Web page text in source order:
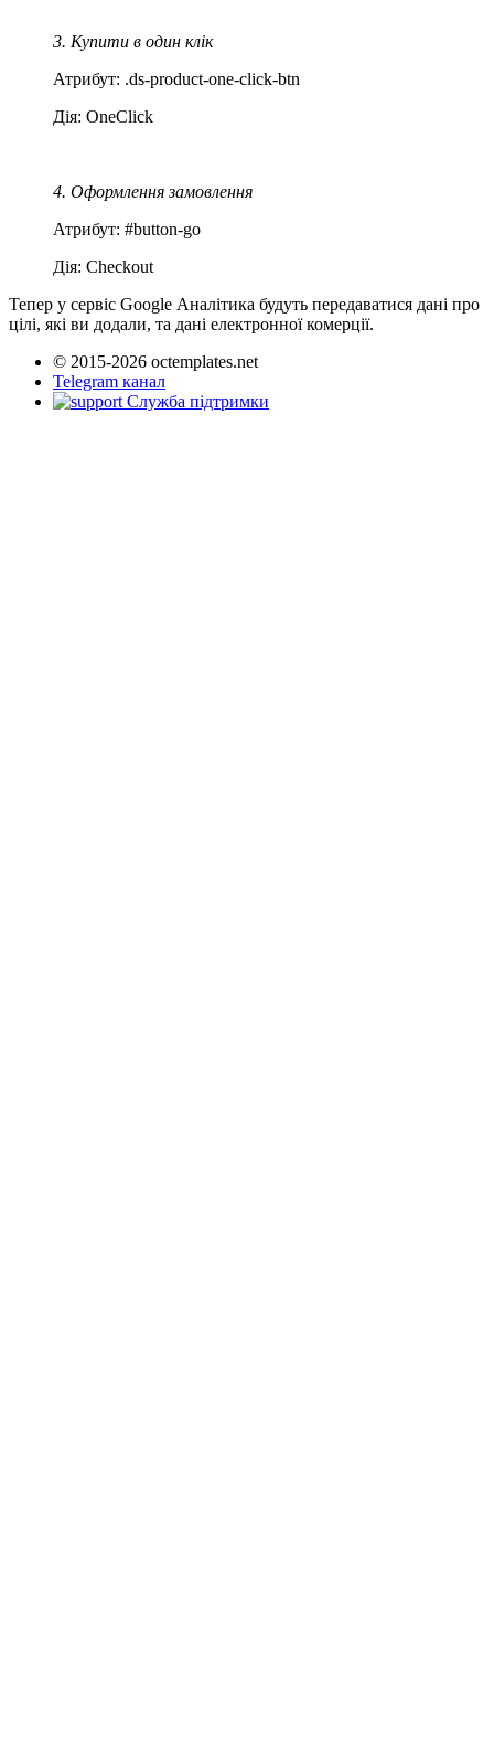
3. Купити в один клік
Атрибут: .ds-product-one-click-btn
Дія: OneClick
4. Оформлення замовлення
Атрибут: #button-go
Дія: Checkout
Тепер у сервіс Google Аналітика будуть передаватися дані про
цілі, які ви додали, та дані електронної комерції.
© 2015-2026 octemplates.net
Telegram канал
Служба підтримки